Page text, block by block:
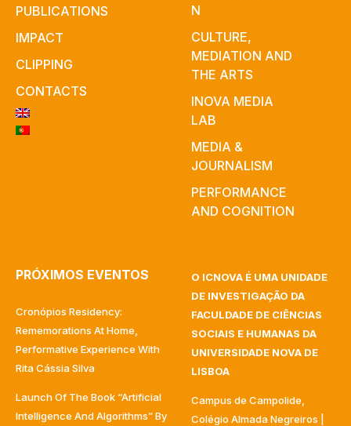
PUBLICATIONS
IMPACT
CLIPPING
CONTACTS
N
CULTURE,
MEDIATION AND
THE ARTS
INOVA MEDIA
LAB
MEDIA &
JOURNALISM
PERFORMANCE
AND COGNITION
PRÓXIMOS EVENTOS
Cronópios Residency:
Rememorations At Home,
Performative Experience With
Rita Cássia Silva
Launch Of The Book “Artificial
Intelligence And Algorithms” By
O ICNOVA É UMA UNIDADE
DE INVESTIGAÇÃO DA
FACULDADE DE CIÊNCIAS
SOCIAIS E HUMANAS DA
UNIVERSIDADE NOVA DE
LISBOA
Campus de Campolide,
Colégio Almada Negreiros |